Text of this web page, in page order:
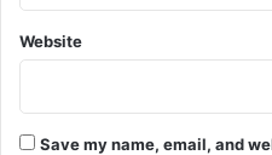
children will be able to
Website
Save my name, email, and